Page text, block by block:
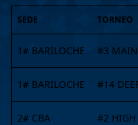
SEDE TORNEO
1# BARILOCHE #3
1# BARILOCHE #14
2# CBA #2